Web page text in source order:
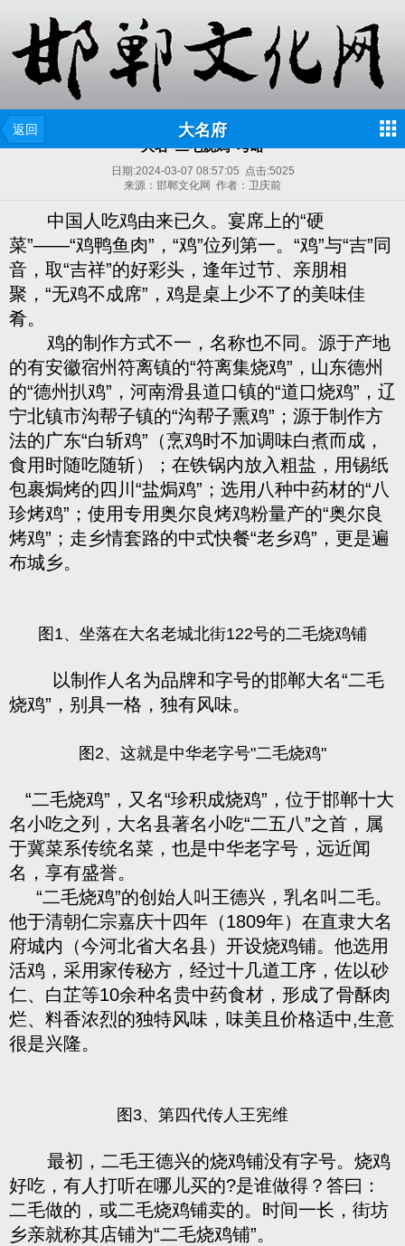
返回 大名府
大名“二毛烧鸡”考略
日期:2024-03-07 08:57:05 点击:5025
来源：邯郸文化网 作者：卫庆前
中国人吃鸡由来已久。宴席上的“硬
菜”——“鸡鸭鱼肉”，“鸡”位列第一。“鸡”与“吉”同
音，取“吉祥”的好彩头，逢年过节、亲朋相
聚，“无鸡不成席”，鸡是桌上少不了的美味佳
肴。
鸡的制作方式不一，名称也不同。源于产地
的有安徽宿州符离镇的“符离集烧鸡”，山东德州
的“德州扒鸡”，河南滑县道口镇的“道口烧鸡”，辽
宁北镇市沟帮子镇的“沟帮子熏鸡”；源于制作方
法的广东“白斩鸡”（烹鸡时不加调味白煮而成，
食用时随吃随斩）；在铁锅内放入粗盐，用锡纸
包裹焗烤的四川“盐焗鸡”；选用八种中药材的“八
珍烤鸡”；使用专用奥尔良烤鸡粉量产的“奥尔良
烤鸡”；走乡情套路的中式快餐“老乡鸡”，更是遍
布城乡。
图1、坐落在大名老城北街122号的二毛烧鸡铺
以制作人名为品牌和字号的邯郸大名“二毛
烧鸡”，别具一格，独有风味。
图2、这就是中华老字号"二毛烧鸡"
“二毛烧鸡”，又名“珍积成烧鸡”，位于邯郸十大
名小吃之列，大名县著名小吃“二五八”之首，属
于冀菜系传统名菜，也是中华老字号，远近闻
名，享有盛誉。
“二毛烧鸡”的创始人叫王德兴，乳名叫二毛。
他于清朝仁宗嘉庆十四年（1809年）在直隶大名
府城内（今河北省大名县）开设烧鸡铺。他选用
活鸡，采用家传秘方，经过十几道工序，佐以砂
仁、白芷等10余种名贵中药食材，形成了骨酥肉
烂、料香浓烈的独特风味，味美且价格适中,生意
很是兴隆。
图3、第四代传人王宪维
最初，二毛王德兴的烧鸡铺没有字号。烧鸡
好吃，有人打听在哪儿买的?是谁做得？答曰：
二毛做的，或二毛烧鸡铺卖的。时间一长，街坊
乡亲就称其店铺为“二毛烧鸡铺”。